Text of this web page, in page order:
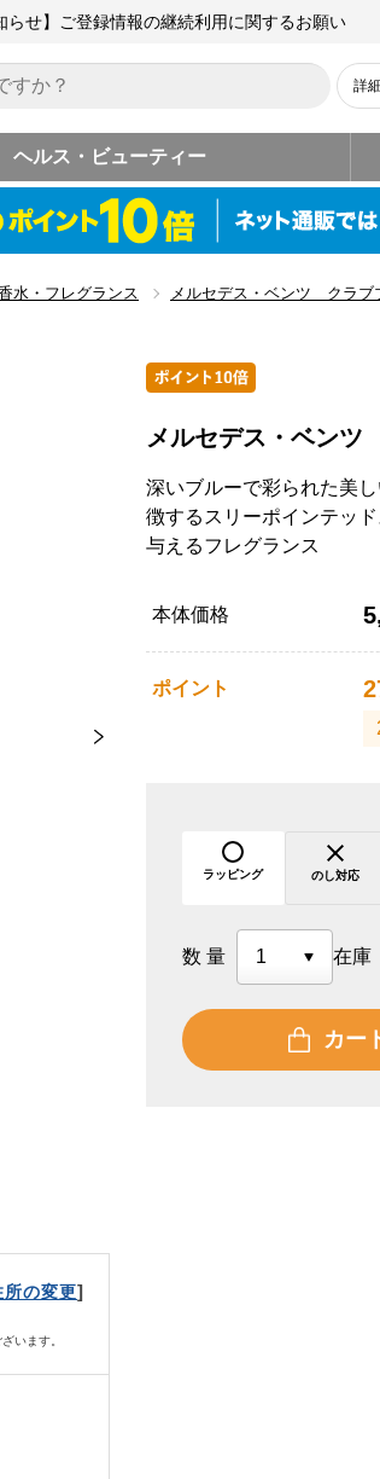
らせ】ご登録情報の継続利用に関するお願い
詳
ヘルス・ビューティー
水・フレグランス メルセデス・ベンツ クラ
所の変更]
います。
メルセデス・ベン
深いブルーで彩られた美
徴するスリーポインテッ
与えるフレグランス
本体価格
ポイント
ラッピング のし対応
数量 在庫
カー